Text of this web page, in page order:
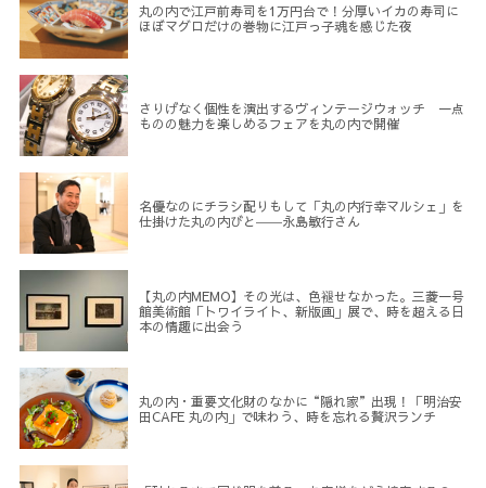
丸の内で江戸前寿司を1万円台で！分厚いイカの寿司に
ほぼマグロだけの巻物に江戸っ子魂を感じた夜
さりげなく個性を演出するヴィンテージウォッチ 一点
ものの魅力を楽しめるフェアを丸の内で開催
名優なのにチラシ配りもして「丸の内行幸マルシェ」を
仕掛けた丸の内びと――永島敏行さん
【丸の内MEMO】その光は、色褪せなかった。三菱一号
館美術館「トワイライト、新版画」展で、時を超える日
本の情趣に出会う
丸の内・重要文化財のなかに“隠れ家”出現！「明治安
田CAFE 丸の内」で味わう、時を忘れる贅沢ランチ